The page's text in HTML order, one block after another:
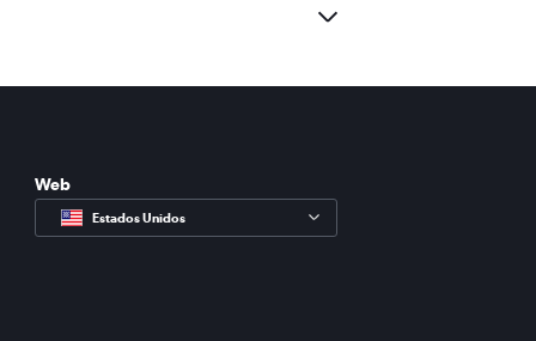
Web
Estados Unidos